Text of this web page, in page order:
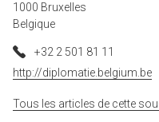
1000 Bruxelles
Belgique
+32 2 501 81 11
http://diplomatie.belgium.be
Tous les articles de cette